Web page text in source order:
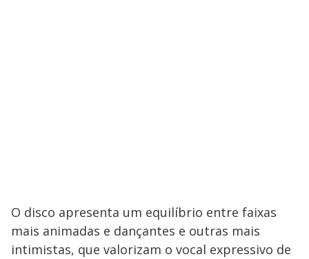
O disco apresenta um equilíbrio entre faixas
mais animadas e dançantes e outras mais
intimistas, que valorizam o vocal expressivo de